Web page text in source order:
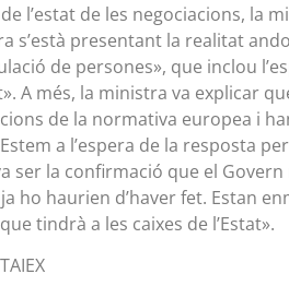
l’estat de les negociacions, la
s’està presentant la realitat
de persones», que inclou
A més, la ministra va explicar
de la normativa europea i
a l’espera de la resposta
ser la confirmació que el
ja ho haurien d’haver fet. Estan
tindrà a les caixes de l’Estat».